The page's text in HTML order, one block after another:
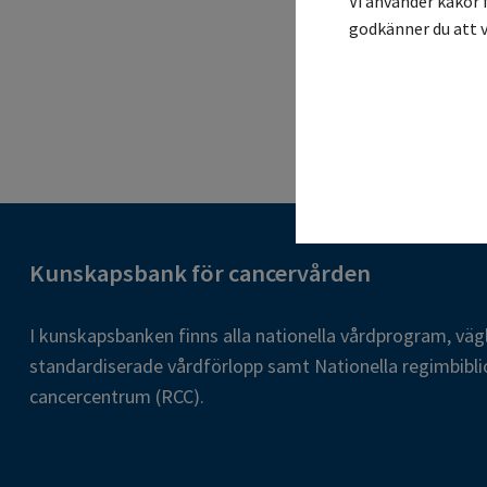
godkänner du att
Kunskapsbank för cancervården
I kunskapsbanken finns alla nationella vårdprogram,
standardiserade vårdförlopp samt Nationella
cancercentrum (RCC).